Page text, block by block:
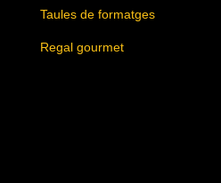
Taules de formatges
Regal gourmet